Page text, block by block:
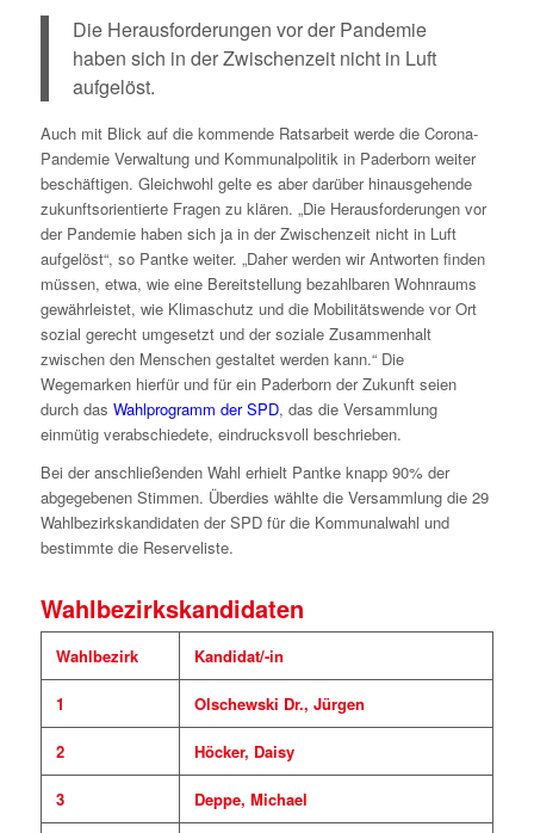
Die Herausforderungen vor der Pandemie
haben sich in der Zwischenzeit nicht in Luft
aufgelöst.
Auch mit Blick auf die kommende Ratsarbeit werde die Corona-
Pandemie Verwaltung und Kommunalpolitik in Paderborn weiter
beschäftigen. Gleichwohl gelte es aber darüber hinausgehende
zukunftsorientierte Fragen zu klären. „Die Herausforderungen vor
der Pandemie haben sich ja in der Zwischenzeit nicht in Luft
aufgelöst“, so Pantke weiter. „Daher werden wir Antworten finden
müssen, etwa, wie eine Bereitstellung bezahlbaren Wohnraums
gewährleistet, wie Klimaschutz und die Mobilitätswende vor Ort
sozial gerecht umgesetzt und der soziale Zusammenhalt
zwischen den Menschen gestaltet werden kann.“ Die
Wegemarken hierfür und für ein Paderborn der Zukunft seien
durch das Wahlprogramm der SPD, das die Versammlung
einmütig verabschiedete, eindrucksvoll beschrieben.
Bei der anschließenden Wahl erhielt Pantke knapp 90% der
abgegebenen Stimmen. Überdies wählte die Versammlung die 29
Wahlbezirkskandidaten der SPD für die Kommunalwahl und
bestimmte die Reserveliste.
Wahlbezirkskandidaten
Wahlbezirk Kandidat/-in
1 Olschewski Dr., Jürgen
2 Höcker, Daisy
3 Deppe, Michael